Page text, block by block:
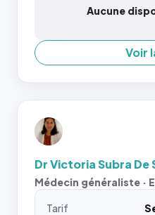
Aucune
Voir
Dr Victoria Subra De
Médecin généraliste ·
Tarif